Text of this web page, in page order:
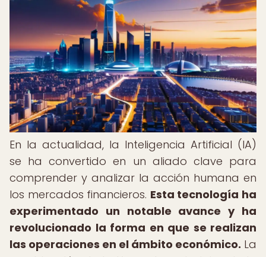
En la actualidad, la Inteligencia Artificial (IA)
se ha convertido en un aliado clave para
comprender y analizar la acción humana en
los mercados financieros. Esta tecnología ha
experimentado un notable avance y ha
revolucionado la forma en que se realizan
las operaciones en el ámbito económico. La